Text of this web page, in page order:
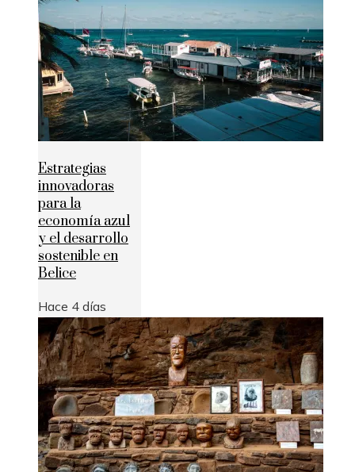
Estrategias
innovadoras
para la
economía azul
y el desarrollo
sostenible en
Belice
Hace 4 días